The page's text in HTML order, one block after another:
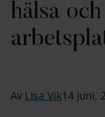
hälsa
Av Lisa Vik14 juni,